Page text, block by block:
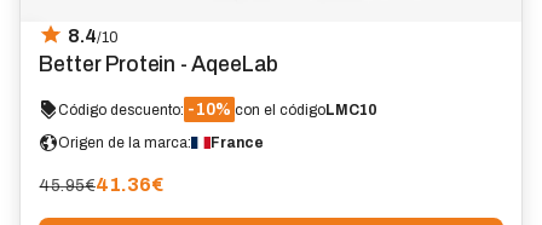
8.4/10
Better Protein - AqeeLab
Código descuento: -10% con el códigoLMC10
Origen de la marca:
France
45.95€41.36€